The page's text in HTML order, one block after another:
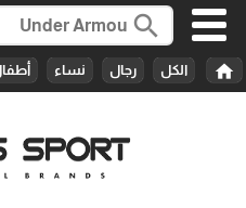
search
home الكل رجال نساء